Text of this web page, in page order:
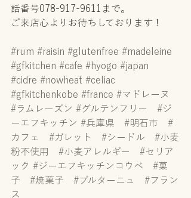
話番号078-917-9611まで。
ご来店心よりお待ちしております！
#rum #raisin #glutenfree #madeleine
#gfkitchen #cafe #hyogo #japan
#cidre #nowheat #celiac
#gfkitchenkobe #france #マドレーヌ
#ラムレーズン #グルテンフリー
#ジ
ーエフキッチン #兵庫県 #明石市
#
カフェ
#ガレット #シードル
#小麦
粉不使用
#小麦アレルギー
#セリア
ック #ジーエフキッチンコウベ
#菓
子
#焼菓子 #ブルターニュ
#フラン
ス